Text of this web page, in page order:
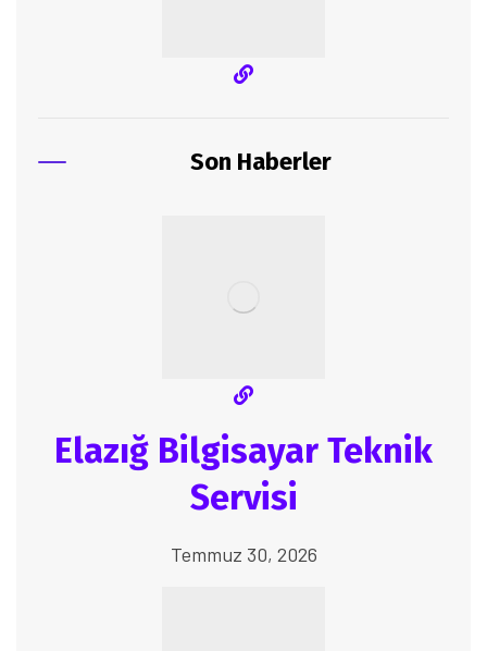
Son Haberler
Elazığ Bilgisayar Teknik
Servisi
Temmuz 30, 2026